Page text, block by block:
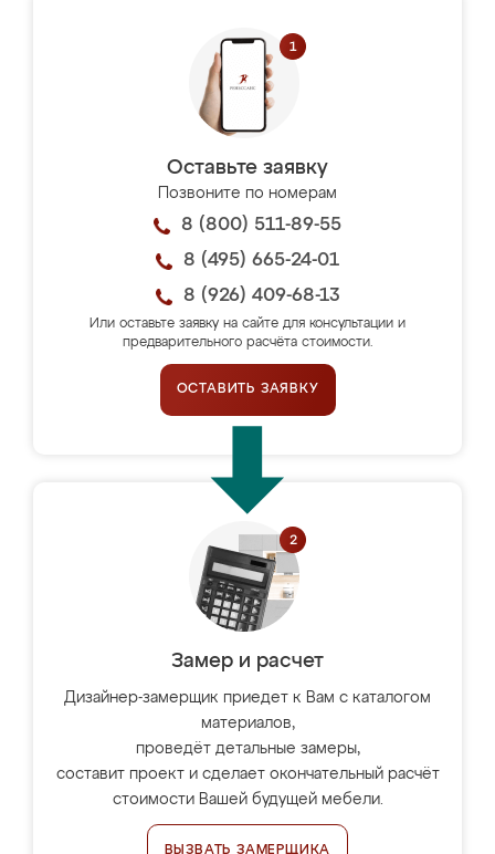
Оставьте заявку
Позвоните по номерам
8 (800) 511-89-55
8 (495) 665-24-01
8 (926) 409-68-13
Или оставьте заявку на сайте для консультации и
предварительного расчёта стоимости.
ОСТАВИТЬ ЗАЯВКУ
Замер и расчет
Дизайнер-замерщик приедет к Вам с каталогом
материалов,
проведёт детальные замеры,
составит проект и сделает окончательный расчёт
стоимости Вашей будущей мебели.
ВЫЗВАТЬ ЗАМЕРЩИКА